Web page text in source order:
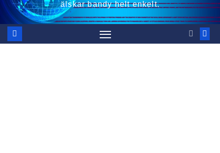
älskar bandy helt enkelt.